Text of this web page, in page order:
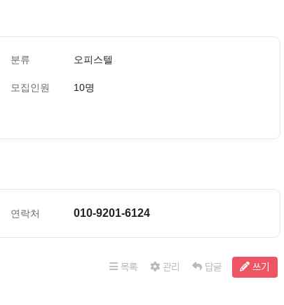
분류 오피스텔
모집인원 10명
연락처 010-9201-6124
목록 관리 답글 쓰기